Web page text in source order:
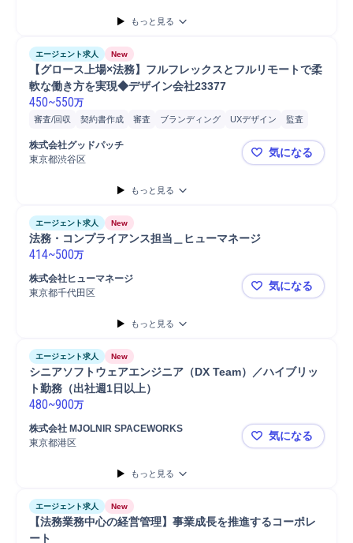
もっと見る
エージェント求人 New
【グロース上場×法務】フルフレックスとフルリモートで柔
軟な働き方を実現◆デザイン会社23377
450~550万
審査/回収 契約書作成 審査 ブランディング UXデザイン
監査
内部監査
書類整理
書類確認 研修実施
Slack
株式会社グッドパッチ
東京都渋谷区
【グロース
気になる
もっと見る
エージェント求人 New
法務・コンプライアンス担当＿ヒューマネージ
414~500万
株式会社ヒューマネージ
東京都千代田区
法務・コン
気になる
もっと見る
エージェント求人 New
シニアソフトウェアエンジニア（DX Team）／ハイブリッ
ト勤務（出社週1日以上）
480~900万
株式会社 MJOLNIR SPACEWORKS
東京都港区
シニアソフ
気になる
もっと見る
エージェント求人 New
【法務業務中心の経営管理】事業成長を推進するコーポレ
ート